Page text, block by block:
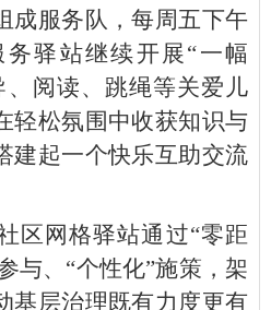
成服务队，每周五下午
驿站继续开展“一幅
、阅读、跳绳等关爱儿
轻松氛围中收获知识与
建起一个快乐互助交流
区网格驿站通过“零距
与、“个性化”施策，架
基层治理既有力度更有